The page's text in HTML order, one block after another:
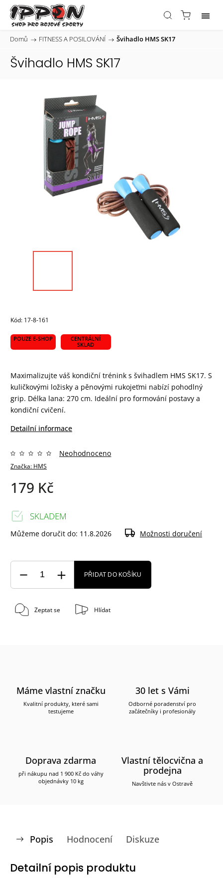
Domů / FITNESS A POSILOVÁNÍ / Švihadlo HMS SK17
Švihadlo HMS SK17
Kód: 17-8-161
POUZE E-SHOP
CENTRÁLNÍ
SKLAD
Maximalizujte váš kondiční trénink s švihadlem HMS SK17. S
kuličkovými ložisky a pěnovými rukojeťmi nabízí pohodlný
grip. Délka lana: 270 cm. Ideální pro formování postavy a
kondiční cvičení.
Detailní informace
Značka: HMS
Neohodnoceno
179 Kč
SKLADEM
Můžeme doručit do: 11.8.2026 Možnosti doručení
PŘIDAT DO KOŠÍKU
Zeptat se Hlídat
Máme vlastní značku
Kvalitní produkty, které sami
testujeme
30 let s Vámi
Odborné poradenství pro
začátečníky i profesionály
Doprava zdarma
při nákupu nad 1 900 Kč do váhy
objednávky 10 kg
Vlastní tělocvična a
prodejna
Navštivte nás v Ostravě
Popis Hodnocení Diskuze
Detailní popis produktu